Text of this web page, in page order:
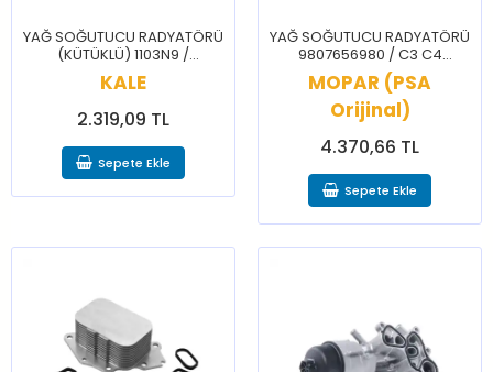
YAĞ SOĞUTUCU RADYATÖRÜ
(KÜTÜKLÜ) 1103N9 /
BERLİNGO C1 C2 C3 C4
NEMO 107 206 207 208
BİPPER PARTNER
KALE
2.319,09 TL
Sepete Ekle
YAĞ SOĞUTUCU RADYATÖRÜ
9807656980 / C3 C4
CACTUS C4X C5 AİRCROSS
DS3 2008 208 3008 308
5008
MOPAR (PSA
Orijinal)
4.370,66 TL
Sepete Ekle